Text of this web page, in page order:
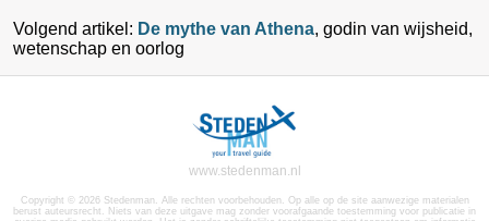
Volgend artikel: De mythe van Athena, godin van wijsheid,
wetenschap en oorlog
www.stedenman.nl
Copyright © 2026 Stedenman. Alle rechten voorbehouden. Op alle op de site aanwezige materialen
berust auteursrecht. Niets van deze uitgave mag zonder voorafgaande toestemming voor publicatie in